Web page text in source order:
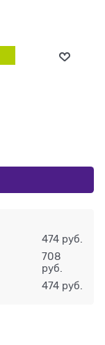
474 руб.
708
руб.
474 руб.